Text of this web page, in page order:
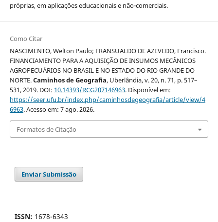
próprias, em aplicações educacionais e não-comerciais.
Como Citar
NASCIMENTO, Welton Paulo; FRANSUALDO DE AZEVEDO, Francisco.
FINANCIAMENTO PARA A AQUISIÇÃO DE INSUMOS MECÂNICOS
AGROPECUÁRIOS NO BRASIL E NO ESTADO DO RIO GRANDE DO
NORTE.Caminhos de Geografia, Uberlândia, v. 20, n. 71, p. 517–
531, 2019. DOI: 10.14393/RCG207146963. Disponível em:
https://seer.ufu.br/index.php/caminhosdegeografia/article/view/4
6963. Acesso em: 7 ago. 2026.
Formatos de Citação
Enviar Submissão
ISSN: 1678-6343